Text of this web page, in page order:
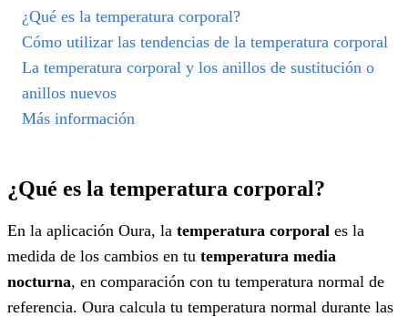
¿Qué es la temperatura corporal?
Cómo utilizar las tendencias de la temperatura corporal
La temperatura corporal y los anillos de sustitución o
anillos nuevos
Más información
¿Qué es la temperatura corporal?
En la aplicación Oura, la temperatura corporal es la
medida de los cambios en tu temperatura media
nocturna, en comparación con tu temperatura normal de
referencia. Oura calcula tu temperatura normal durante las